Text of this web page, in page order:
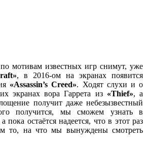
мотивам известных игр снимут, уже
, в 2016-ом на экранах появится
«Assassin’s Creed». Ходят слухи и о
экранах вора Гаррета из «Thief», а
получит даже небезызвестный
получится, мы сможем узнать в
остаётся надеется, что в этот раз
то, на что мы вынуждены смотреть